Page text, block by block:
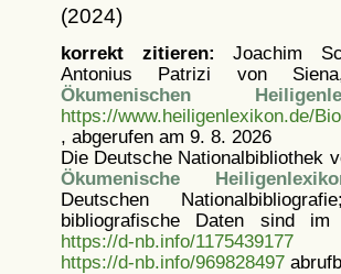
(2024)
korrekt zitieren: Joachim
Antonius Patrizi von
Ökumenischen
https://www.heiligenlexikon.de/
, abgerufen am 9. 8. 2026
Die Deutsche Nationalbibliothek
Ökumenische
Deutschen
bibliografische Daten sind im
https://d-nb.info/1175439177
https://d-nb.info/969828497